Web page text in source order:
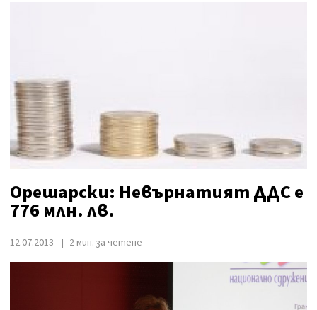
Орешарски: Невърнатият ДДС е
776 млн. лв.
12.07.2013 2 мин. за четене